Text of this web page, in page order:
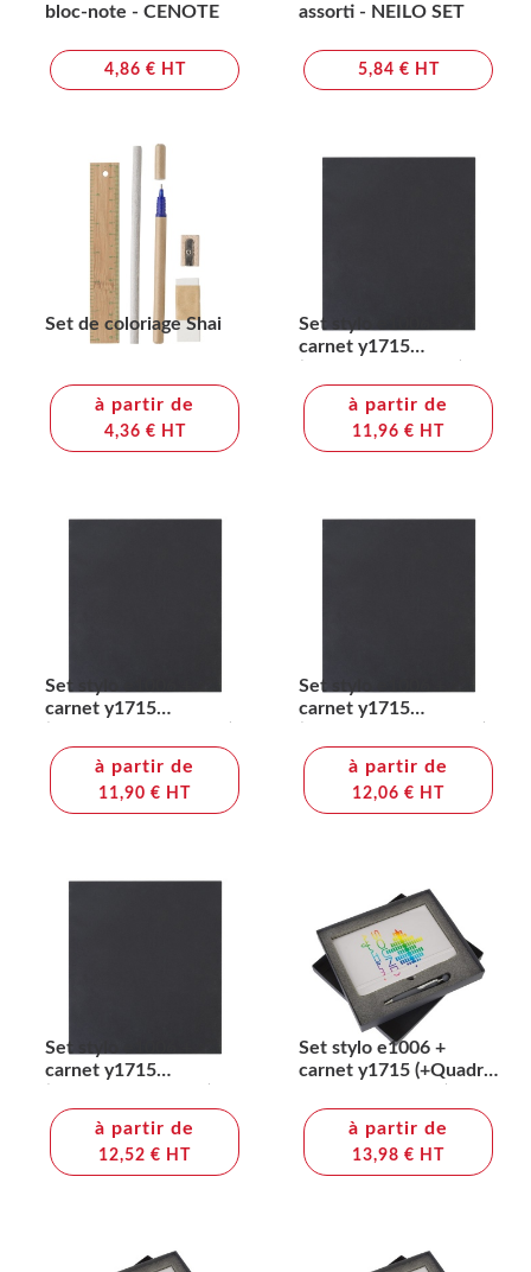
bloc-note - CENOTE
4,86 € HT
assorti - NEILO SET
5,84 € HT
Set de coloriage Shai
à partir de
4,36 € HT
Set stylo e1006 +
carnet y1715
à partir de
11,96 € HT
Set stylo e1006 +
carnet y1715
à partir de
11,90 € HT
Set stylo e1006 +
carnet y1715
à partir de
12,06 € HT
Set stylo e1006 +
carnet y1715
à partir de
12,52 € HT
Set stylo e1006 +
carnet y1715 (+Quadri
à partir de
13,98 € HT